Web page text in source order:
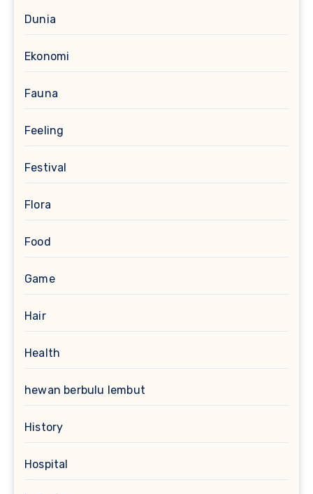
Dunia
Ekonomi
Fauna
Feeling
Festival
Flora
Food
Game
Hair
Health
hewan berbulu lembut
History
Hospital